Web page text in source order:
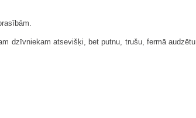
dzīvniekam atsevišķi, bet putnu, trušu, fermā audzētu